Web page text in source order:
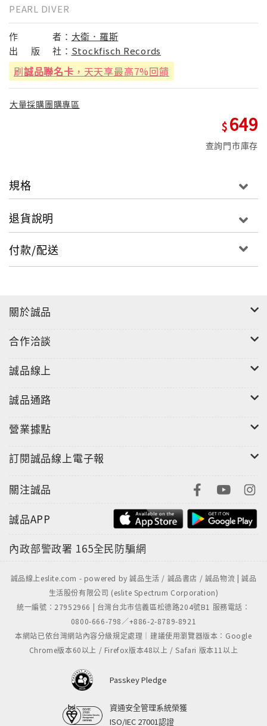
PEARL DIVER
作 者： 大衛．羅斯
出
版 社： Stockfisch Records
刷誠品聯名卡 ，天天享最高7%回饋
大量採購團購專區
649
查詢門市庫存
規格
退貨說明
付款/配送
關於誠品
合作洽談
誠品線上
誠品通路
營業據點
訂閱誠品線上電子報
關注誠品
誠品APP
內政部警政署 165全民防騙網
誠品線上eslite.com - powered by 誠品生活 / 誠品書店 / 誠品物流 | 誠品
生活股份有限公司 (eslite Spectrum Corporation)
統一編號：27952966 | 台灣台北市信義區松德路204號B1 服務電話：
0800-666-798／+886-2-8789-8921
本網站已依台灣網站內容分級規定處理｜建議使用瀏覽器版本：Google
Chrome版本60以上 / Firefox版本48以上 / Safari 版本11以上
Passkey Pledge
資通安全管理系統榮獲
ISO/IEC 27001認證